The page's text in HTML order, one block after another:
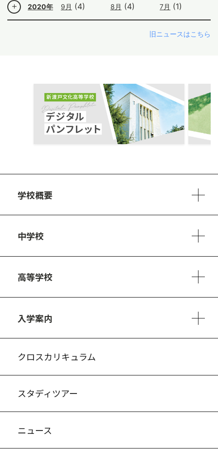
2020年 9月 (4) 8月 (4) 7月 (1)
旧ニュースはこちら
学校概要
中学校
高等学校
入学案内
クロスカリキュラム
スタディツアー
ニュース